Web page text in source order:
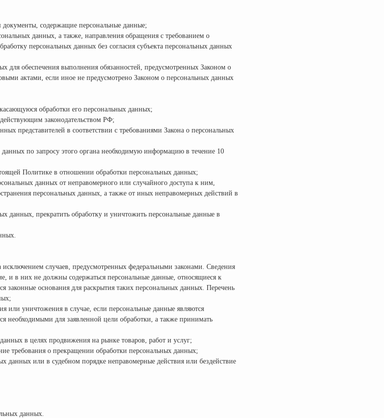
содержащие персональные данные;
данных, а также, направления обращения с требованием о
персональных данных без согласия субъекта персональных данных
для обеспечения выполнения обязанностей, предусмотренных Законом о
актами, если иное не предусмотрено Законом о персональных данных
обработки его персональных данных;
законодательством РФ;
представителей в соответствии с требованиями Закона о персональных
по запросу этого органа необходимую информацию в течение 10
Политике в отношении обработки персональных данных;
данных от неправомерного или случайного доступа к ним,
персональных данных, а также от иных неправомерных действий в
данных, прекратить обработку и уничтожить персональные данные в
случаев, предусмотренных федеральными законами. Сведения
и в них не должны содержаться персональные данные, относящиеся к
законные основания для раскрытия таких персональных данных. Перечень
или уничтожения в случае, если персональные данные являются
для заявленной цели обработки, а также принимать
в целях продвижения на рынке товаров, работ и услуг;
требования о прекращении обработки персональных данных;
или в судебном порядке неправомерные действия или бездействие
данных.